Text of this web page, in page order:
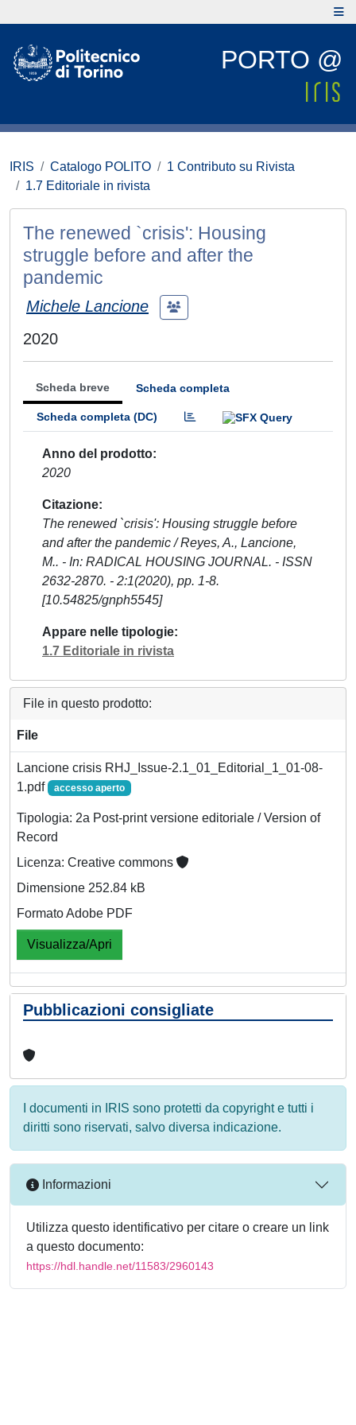
PORTO @
IRIS Catalogo POLITO
1 Contributo su Rivista
1.7 Editoriale in rivista
The renewed `crisis': Housing
struggle before and after the
pandemic
Michele Lancione
2020
Scheda breve Scheda completa
Scheda completa (DC)
Anno del prodotto
2020
Citazione
The renewed `crisis': Housing struggle before
and after the pandemic / Reyes, A., Lancione,
M.. - In: RADICAL HOUSING JOURNAL. - ISSN
2632-2870. - 2:1(2020), pp. 1-8.
[10.54825/gnph5545]
Appare nelle tipologie
1.7 Editoriale in rivista
File in questo prodotto:
File
Lancione crisis RHJ_Issue-2.1_01_Editorial_1_01-08-
1.pdf
accesso aperto
Tipologia: 2a Post-print versione editoriale / Version of
Record
Licenza: Creative commons
Dimensione 252.84 kB
Formato Adobe PDF
Visualizza/Apri
Pubblicazioni consigliate
I documenti in IRIS sono protetti da copyright e tutti i
diritti sono riservati, salvo diversa indicazione.
Informazioni
Utilizza questo identificativo per citare o creare un link
a questo documento:
https://hdl.handle.net/11583/2960143